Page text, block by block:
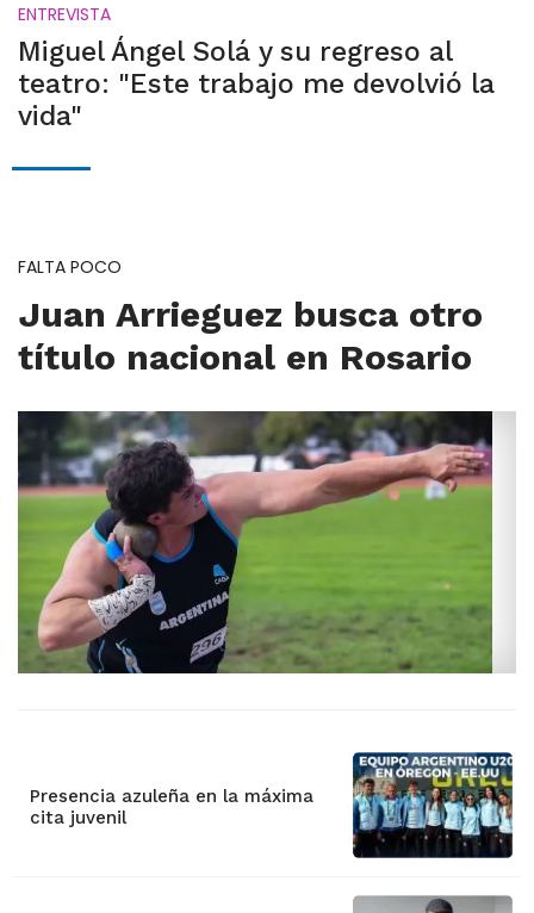
ENTREVISTA
Miguel Ángel Solá y su regreso al
teatro: "Este trabajo me devolvió la
vida"
FALTA POCO
Juan Arrieguez busca otro
título nacional en Rosario
Presencia azuleña en la máxima
cita juvenil